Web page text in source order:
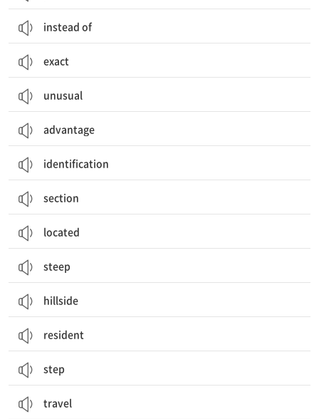
instead of
exact
unusual
advantage
identification
section
located
steep
hillside
resident
step
travel